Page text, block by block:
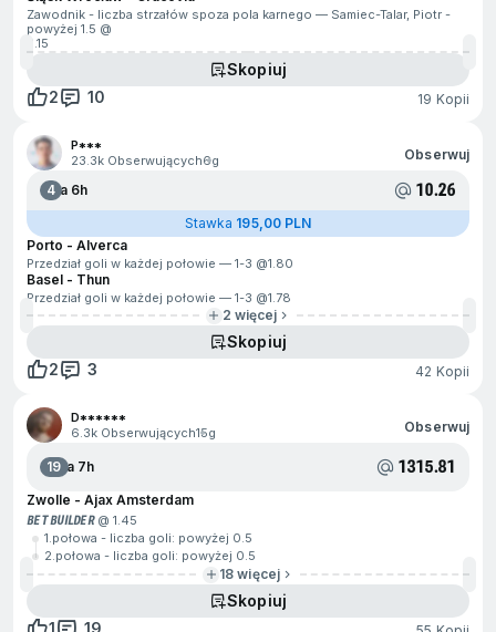
Zawodnik - liczba strzałów spoza pola karnego — Samiec-Talar, Piotr -
powyżej 1.5 @
3.15
Skopiuj
2
10 19 Kopii
P***
23.3k Obserwujących6g Obserwuj
4Za 6h 10.26
Stawka 195,00 PLN
Porto - Alverca
Przedział goli w każdej połowie — 1-3 @1.80
Basel - Thun
Przedział goli w każdej połowie — 1-3 @1.78
2 więcej
Skopiuj
2
3 42 Kopii
D******
6.3k Obserwujących15g Obserwuj
19Za 7h 1315.81
Zwolle - Ajax Amsterdam
BET BUILDER@ 1.45
1.połowa - liczba goli: powyżej 0.5
2.połowa - liczba goli: powyżej 0.5
18 więcej
Skopiuj
1
19